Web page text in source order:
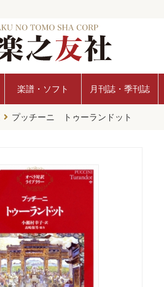
楽譜・ソフト 月刊誌・季刊誌
プッチーニ トゥーランドット